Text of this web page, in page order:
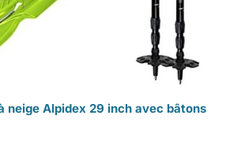
neige Alpidex 29 inch avec bâtons